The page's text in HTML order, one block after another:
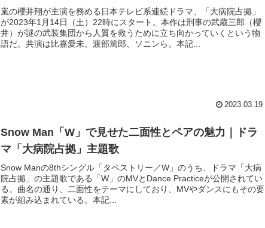
嵐の櫻井翔が主演を務める日本テレビ系連続ドラマ、「大病院占拠」
が2023年1月14日（土）22時にスタート。本作は刑事の武蔵三郎（櫻
井）が謎の武装集団から人質を救うために立ち向かっていくという物
語だ。共演は比嘉愛未、渡部篤郎、ソニンら。本記...
2023.03.19
Snow Man「W」で見せた二面性とペアの魅力｜ドラ
マ「大病院占拠」主題歌
Snow Manの8thシングル「タペストリー／W」のうち、ドラマ「大病
院占拠」の主題歌である「W」のMVとDance Practiceが公開されてい
る。曲名の通り、二面性をテーマにしており、MVやダンスにもその要
素が組み込まれている。本記...